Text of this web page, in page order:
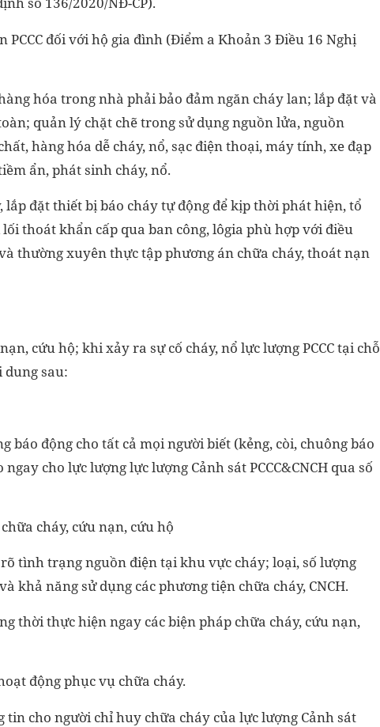
đối với hộ gia đình (Điểm a Khoản 3 Điều 16 Nghị
hóa trong nhà phải bảo đảm ngăn cháy lan; lắp đặt và
quản lý chặt chẽ trong sử dụng nguồn lửa, nguồn
hàng hóa dễ cháy, nổ, sạc điện thoại, máy tính, xe đạp
ẩn, phát sinh cháy, nổ.
đặt thiết bị báo cháy tự động để kịp thời phát hiện, tổ
thoát khẩn cấp qua ban công, lôgia phù hợp với điều
thường xuyên thực tập phương án chữa cháy, thoát nạn
cứu hộ; khi xảy ra sự cố cháy, nổ lực lượng PCCC tại chỗ
dung sau:
báo động cho tất cả mọi người biết (kẻng, còi, chuông báo
cho lực lượng lực lượng Cảnh sát PCCC&CNCH qua số
cháy, cứu nạn, cứu hộ
tình trạng nguồn điện tại khu vực cháy; loại, số lượng
khả năng sử dụng các phương tiện chữa cháy, CNCH.
thời thực hiện ngay các biện pháp chữa cháy, cứu nạn,
động phục vụ chữa cháy.
tin cho người chỉ huy chữa cháy của lực lượng Cảnh sát